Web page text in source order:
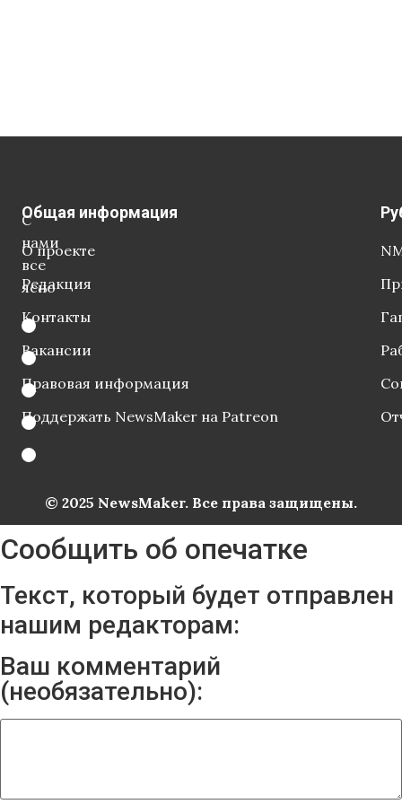
С
нами
все
ясно
Общая информация
О проекте
Редакция
Контакты
Вакансии
Правовая информация
Поддержать NewsMaker на Patreon
© 2025 NewsMaker. Все права защищены.
Сообщить об опечатке
Текст, который будет отправлен
нашим редакторам:
Ваш комментарий
(необязательно):